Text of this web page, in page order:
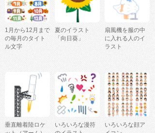
1月から12月まで
の毎月のタイト
ル文字
夏のイラスト
「向日葵」
扇風機を服の中
に入れる人のイ
ラスト
垂直離着陸ロケ
いろいろな漫符
いろいろな顔ア